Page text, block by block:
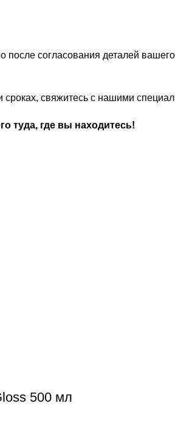
после согласования деталей
сроках, свяжитесь с нашими
туда, где вы находитесь!
500 мл